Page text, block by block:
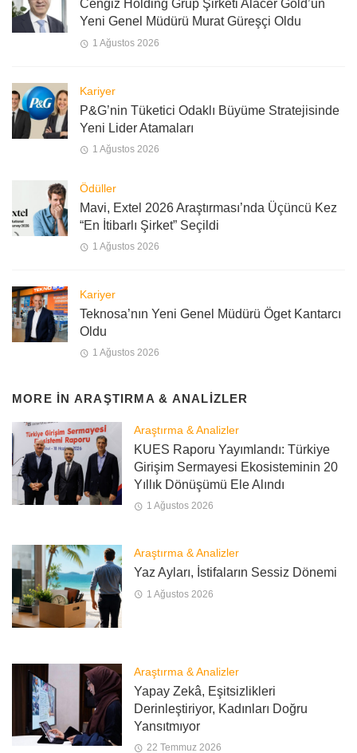
Cengiz Holding Grup Şirketi Alacer Gold’un
Yeni Genel Müdürü Murat Güreşçi Oldu
1 Ağustos 2026
Kariyer
P&G’nin Tüketici Odaklı Büyüme Stratejisinde
Yeni Lider Atamaları
1 Ağustos 2026
Ödüller
Mavi, Extel 2026 Araştırması’nda Üçüncü Kez
“En İtibarlı Şirket” Seçildi
1 Ağustos 2026
Kariyer
Teknosa’nın Yeni Genel Müdürü Öget Kantarcı
Oldu
1 Ağustos 2026
MORE IN ARAŞTIRMA & ANALIZLER
Araştırma & Analizler
KUES Raporu Yayımlandı: Türkiye
Girişim Sermayesi Ekosisteminin 20
Yıllık Dönüşümü Ele Alındı
1 Ağustos 2026
Araştırma & Analizler
Yaz Ayları, İstifaların Sessiz Dönemi
1 Ağustos 2026
Araştırma & Analizler
Yapay Zekâ, Eşitsizlikleri
Derinleştiriyor, Kadınları Doğru
Yansıtmıyor
22 Temmuz 2026